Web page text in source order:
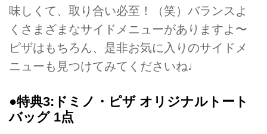
味しくて、取り合い必至！（笑）バランスよ
くさまざまなサイドメニューがありますよ〜
ピザはもちろん、是非お気に入りのサイドメ
ニューも見つけてみてくださいね♩
●特典3:ドミノ・ピザ オリジナルトート
バッグ 1点